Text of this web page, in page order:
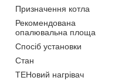
Призначення котла
Рекомендована
опалювальна площа
Спосіб установки
Стан
ТЕНовий нагрівач